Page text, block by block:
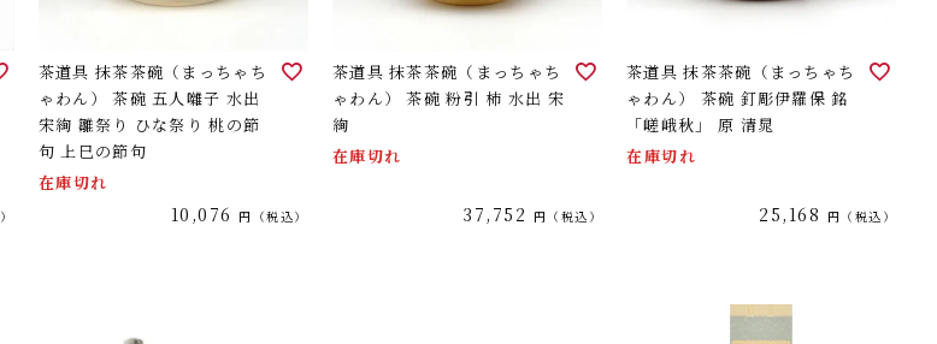
茶道具 抹茶茶碗（まっちゃち
ゃわん） 茶碗 五人囃子 水出
宋絢 雛祭り ひな祭り 桃の節
句 上巳の節句
在庫切れ
10,076 税込
茶道具 抹茶茶碗（まっちゃち
ゃわん） 茶碗 粉引 柿 水出 宋
絢
在庫切れ
37,752 税込
茶道具 抹茶茶碗（まっちゃち
ゃわん） 茶碗 釘彫伊羅保 銘
「嵯峨秋」 原 清晁
在庫切れ
25,168 税込